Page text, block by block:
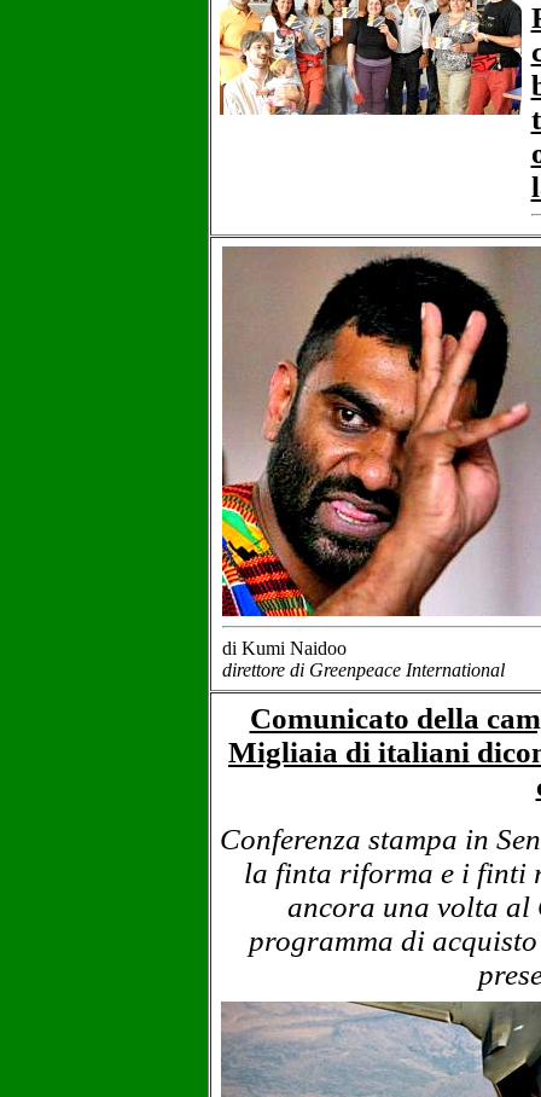
di Kumi Naidoo
direttore di Greenpeace International
Comunicato della
Migliaia di italiani
Conferenza stampa in
la finta riforma e i finti
ancora una volta al
programma di